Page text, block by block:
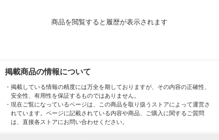
商品を閲覧すると履歴が表示されます
掲載商品の情報について
・ 掲載している情報の精度には万全を期しておりますが、その内容の正確性、
安全性、有用性を保証するものではありません。
・ 現在ご覧になっているページは、この商品を取り扱うストアによって運営さ
れています。ページに記載されている内容や商品、ご購入に関するご質問
は、直接各ストアにお問い合わせください。